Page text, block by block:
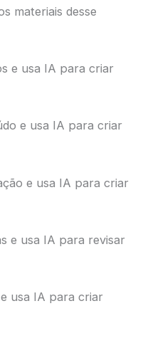
materiais desse
e usa IA para criar
e usa IA para criar
e usa IA para criar
e usa IA para revisar
usa IA para criar